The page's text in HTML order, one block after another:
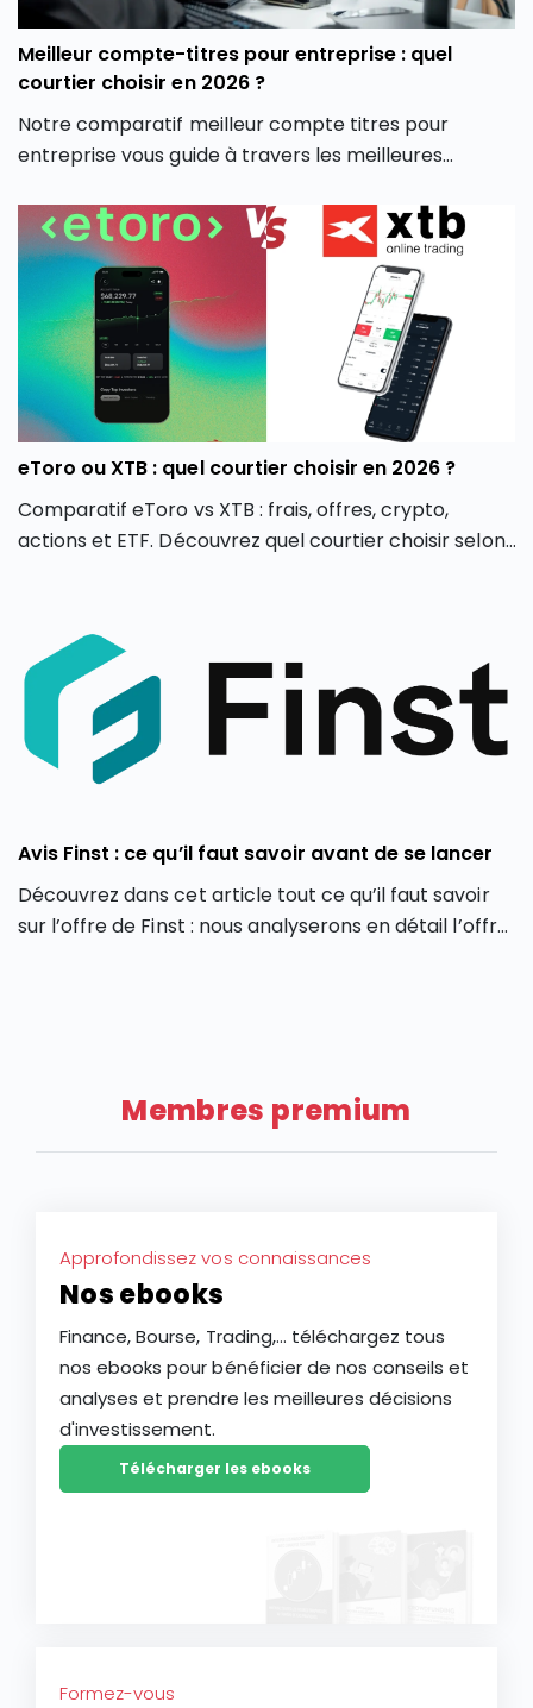
Meilleur compte-titres pour entreprise : quel
courtier choisir en 2026 ?
Notre comparatif meilleur compte titres pour
entreprise vous guide à travers les meilleures
éclairé, adapté à votre stratégie d’investissement
professionnelle.
eToro ou XTB : quel courtier choisir en 2026 ?
Comparatif eToro vs XTB : frais, offres, crypto,
actions et ETF. Découvrez quel courtier choisir selon
Avis Finst : ce qu’il faut savoir avant de se lancer
Découvrez dans cet article tout ce qu’il faut savoir
sur l’offre de Finst : nous analyserons en détail l’offre
Membres premium
Approfondissez vos connaissances
Nos ebooks
Finance, Bourse, Trading,... téléchargez tous
nos ebooks pour bénéficier de nos conseils et
analyses et prendre les meilleures décisions
d'investissement.
Télécharger les ebooks
Formez-vous